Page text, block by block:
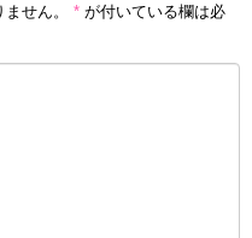
せん。 * が付いている欄は必